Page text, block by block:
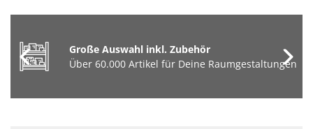
Große Auswahl inkl. Zubehör
Über 60.000 Artikel für Deine Raumgestaltungen